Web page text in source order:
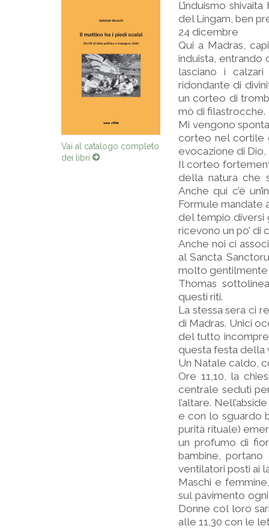
Vai al catalogo completo
dei libri
L’induismo
del Lingam, ben
24 dicembre
Qui a Madras,
induista, entrando
lasciano i
ridondante di
un corteo di
mò di filastrocche.
Mi vengono
corteo nel cortile
evocazione di Dio,
Il corteo
della natura che
Anche qui c’è
Formule mandate
del tempio diversi
ricevono un po’ di
Anche noi ci
al Sancta
molto gentilmente
Thomas
questi riti.
La stessa sera ci
di Madras. Unici
del tutto
questa festa della
Un Natale caldo,
Ore 11,10, la
centrale seduti
l’altare.
e con lo sguardo
purità rituale)
un profumo di
bambine,
ventilatori posti ai
Maschi e
sul pavimento
Donne col loro
alle 11,30 con le